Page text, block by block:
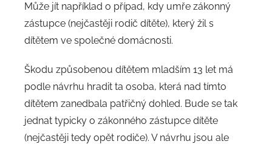
Může jít například o případ, kdy umře zákonný
zástupce (nejčastěji rodič dítěte), který žil s
dítětem ve společné domácnosti.
Škodu způsobenou dítětem mladším 13 let má
podle návrhu hradit ta osoba, která nad tímto
dítětem zanedbala patřičný dohled. Bude se tak
jednat typicky o zákonného zástupce dítěte
(nejčastěji tedy opět rodiče). V návrhu jsou ale